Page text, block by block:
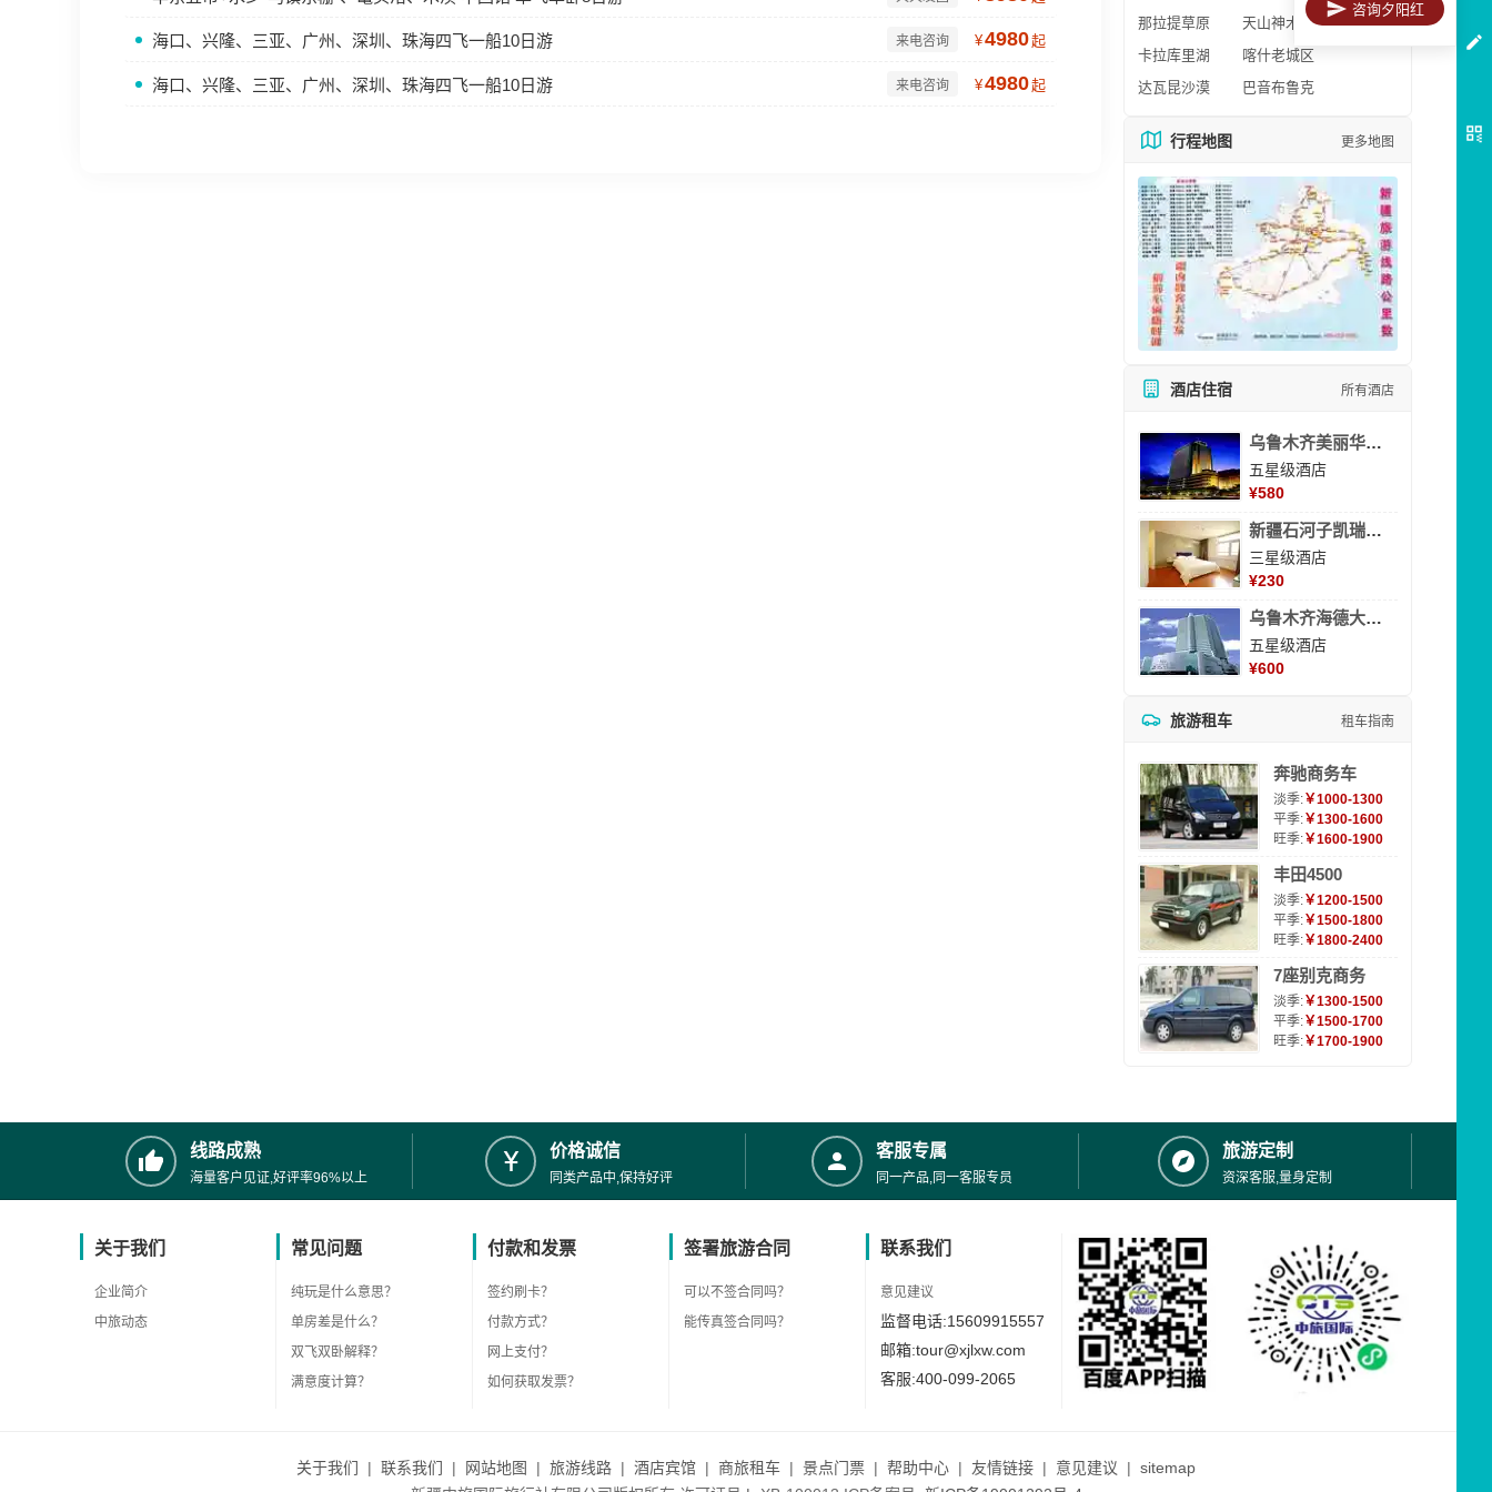
海口、兴隆、三亚、广州、深圳、珠海四飞一船10日游 来电咨询 ¥4980起
海口、兴隆、三亚、广州、深圳、珠海四飞一船10日游 来电咨询 ¥4980起
那拉提草原
天山神木园
卡拉库里湖
喀什老城区
达瓦昆沙漠
巴音布鲁克
行程地图 更多地图
酒店住宿 所有酒店
乌鲁木齐美丽华大酒
五星级酒店
¥580
新疆石河子凯瑞酒店
三星级酒店
¥230
乌鲁木齐海德大酒店
五星级酒店
¥600
旅游租车 租车指南
奔驰商务车
淡季:￥1000-1300
平季:￥1300-1600
旺季:￥1600-1900
丰田4500
淡季:￥1200-1500
平季:￥1500-1800
旺季:￥1800-2400
7座别克商务
淡季:￥1300-1500
平季:￥1500-1700
旺季:￥1700-1900
线路成熟
海量客户见证,好评率96%以上
价格诚信
同类产品中,保持好评
客服专属
同一产品,同一客服专员
旅游定制
资深客服,量身定制
关于我们
企业简介
中旅动态
常见问题
纯玩是什么意思？
单房差是什么？
双飞双卧解释？
满意度计算？
付款和发票
签约刷卡？
付款方式？
网上支付？
如何获取发票？
签署旅游合同
可以不签合同吗？
能传真签合同吗？
联系我们
意见建议
监督电话:15609915557
邮箱:tour@xjlxw.com
客服:400-099-2065
关于我们 | 联系我们 | 网站地图 | 旅游线路 | 酒店宾馆 | 商旅租车 | 景点门票 | 帮助中心 | 友情链接 | 意见建议 | sitemap
咨询夕阳红